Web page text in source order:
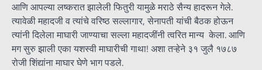
आणि आपल्या लष्करात झालेली फितुरी यामुळे मराठे सैन्य हादरून गेले.
त्यावेळी महादजी व त्यांचे वरिष्ठ सल्लागार, सेनापती यांची बैठक होऊन
त्यांनी दिलेला माघारी जाण्याचा सल्ला महादजींनी त्वरित मान्य केला. आणि
मग सुरु झाली एका यशस्वी माघारीची गाथा! अशा तऱ्हेने ३१ जुलै १७८७
रोजी शिंद्यांना माघार घेणे भाग पडले.